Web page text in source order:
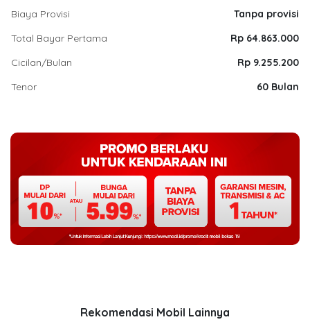
Biaya Provisi
Tanpa provisi
Total Bayar Pertama
Rp 64.863.000
Cicilan/Bulan
Rp 9.255.200
Tenor
60 Bulan
Rekomendasi Mobil Lainnya